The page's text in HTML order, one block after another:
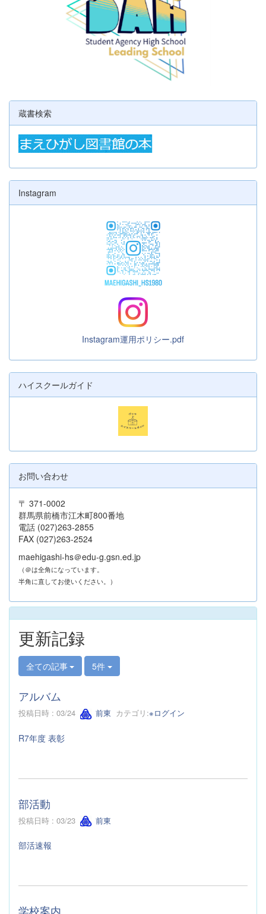
蔵書検索
Instagram
Instagram運用ポリシー.pdf
ハイスクールガイド
お問い合わせ
〒 371-0002
群馬県前橋市江木町800番地
電話 (027)263-2855
FAX (027)263-2524
maehigashi-hs＠edu-g.gsn.ed.jp
（＠は全角になっています。
半角に直してお使いください。）
更新記録
全ての記事 5件
アルバム
投稿日時 : 03/24 前東 カテゴリ:※ログイン
R7年度 表彰
部活動
投稿日時 : 03/23 前東
部活速報
学校案内